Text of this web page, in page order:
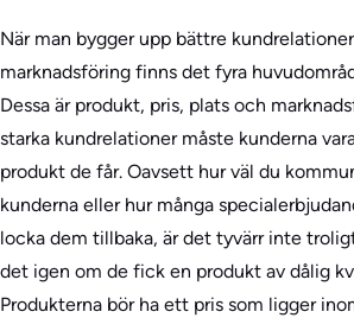
När man bygger upp bättre
marknadsföring finns det fyra
Dessa är produkt, pris, plats och
starka kundrelationer måste kunderna
produkt de får. Oavsett hur väl du
kunderna eller hur många
locka dem tillbaka, är det tyvärr inte
det igen om de fick en produkt av dålig
Produkterna bör ha ett pris som ligger